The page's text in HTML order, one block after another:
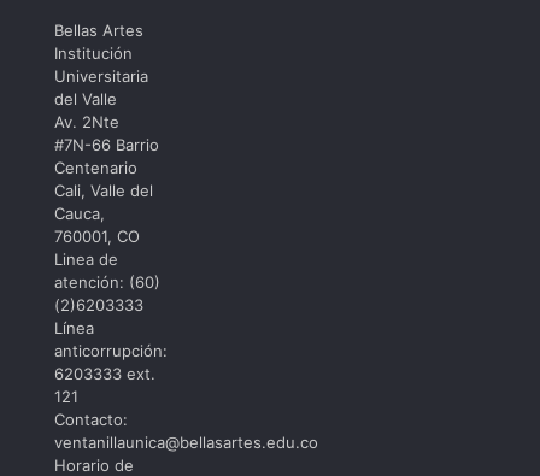
Bellas Artes
Institución
Universitaria
del Valle
Av. 2Nte
#7N-66 Barrio
Centenario
Cali, Valle del
Cauca,
760001, CO
Linea de
atención: (60)
(2)6203333
Línea
anticorrupción:
6203333 ext.
121
Contacto:
ventanillaunica@bellasartes.edu.co
Horario de